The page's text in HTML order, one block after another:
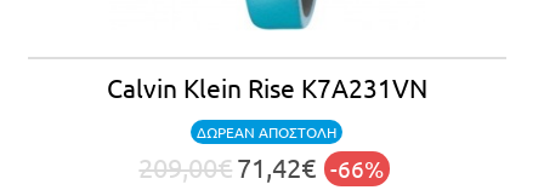
Calvin Klein Rise K7A231VN
ΔΩΡΕΑΝ ΑΠΟΣΤΟΛΗ
209,00€71,42€ -66%